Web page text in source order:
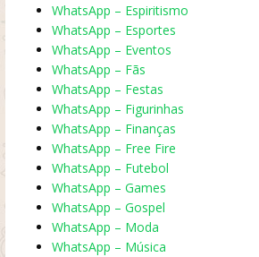
WhatsApp – Espiritismo
WhatsApp – Esportes
WhatsApp – Eventos
WhatsApp – Fãs
WhatsApp – Festas
WhatsApp – Figurinhas
WhatsApp – Finanças
WhatsApp – Free Fire
WhatsApp – Futebol
WhatsApp – Games
WhatsApp – Gospel
WhatsApp – Moda
WhatsApp – Música